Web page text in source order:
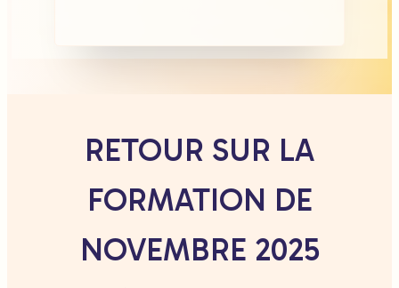
RETOUR SUR LA
FORMATION DE
NOVEMBRE 2025